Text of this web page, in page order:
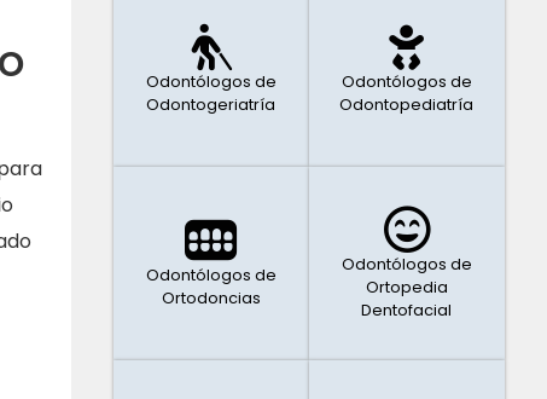
Odontólogos de
Odontogeriatría
Odontólogos de
Odontopediatría
Odontólogos de
Ortodoncias
Odontólogos de
Ortopedia
Dentofacial